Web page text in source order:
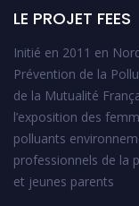
LE PROJET FEES
Initié en 2011 en
Prévention de la
de la Mutualité
l’exposition des
polluants
professionnels de la
et jeunes parents